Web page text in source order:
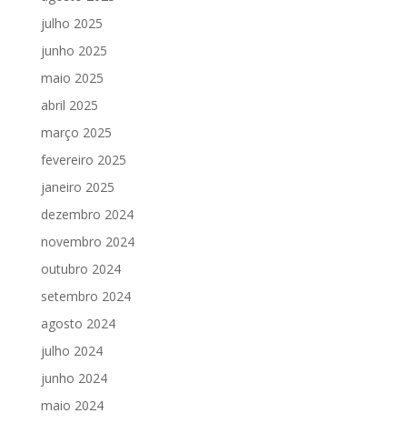
julho 2025
junho 2025
maio 2025
abril 2025
março 2025
fevereiro 2025
janeiro 2025
dezembro 2024
novembro 2024
outubro 2024
setembro 2024
agosto 2024
julho 2024
junho 2024
maio 2024